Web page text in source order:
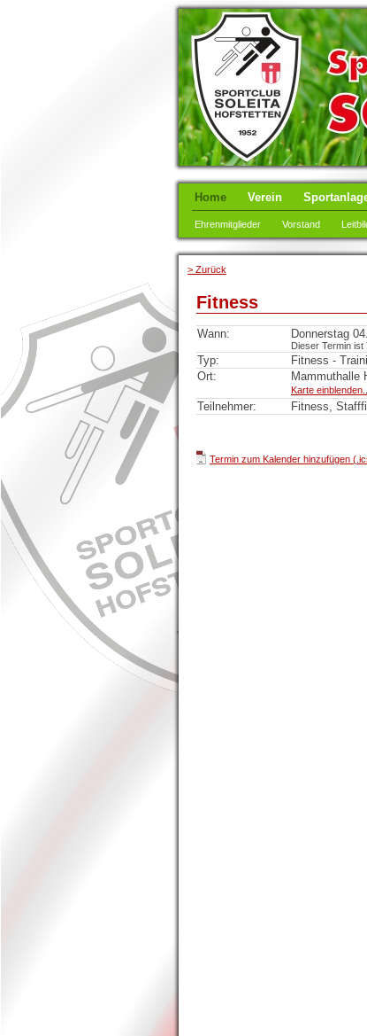
Home Verein
Ehrenmitglieder Vorstand
> Zurück
Fitness
Wann: Donnerstag
Dieser Termin ist
Typ:
Fitness -
Ort:
Mammuthalle
Karte einblenden...
Teilnehmer: Fitness,
Termin zum Kalender hinzufügen